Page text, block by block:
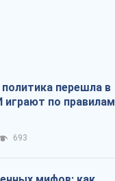
перешла в
по правилам
693